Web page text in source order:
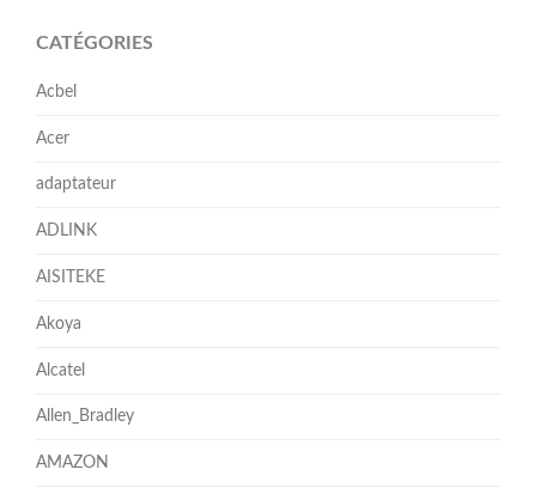
CATÉGORIES
Acbel
Acer
adaptateur
ADLINK
AISITEKE
Akoya
Alcatel
Allen_Bradley
AMAZON